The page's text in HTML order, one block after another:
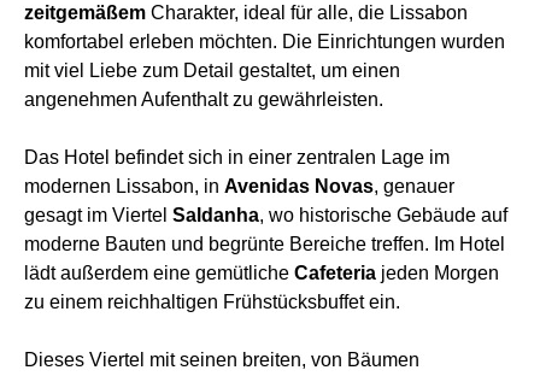
zeitgemäßem Charakter, ideal für alle, die Lissabon
komfortabel erleben möchten. Die Einrichtungen wurden
mit viel Liebe zum Detail gestaltet, um einen
angenehmen Aufenthalt zu gewährleisten.
Das Hotel befindet sich in einer zentralen Lage im
modernen Lissabon, in Avenidas Novas, genauer
gesagt im Viertel Saldanha, wo historische Gebäude auf
moderne Bauten und begrünte Bereiche treffen. Im Hotel
lädt außerdem eine gemütliche Cafeteria jeden Morgen
zu einem reichhaltigen Frühstücksbuffet ein.
Dieses Viertel mit seinen breiten, von Bäumen